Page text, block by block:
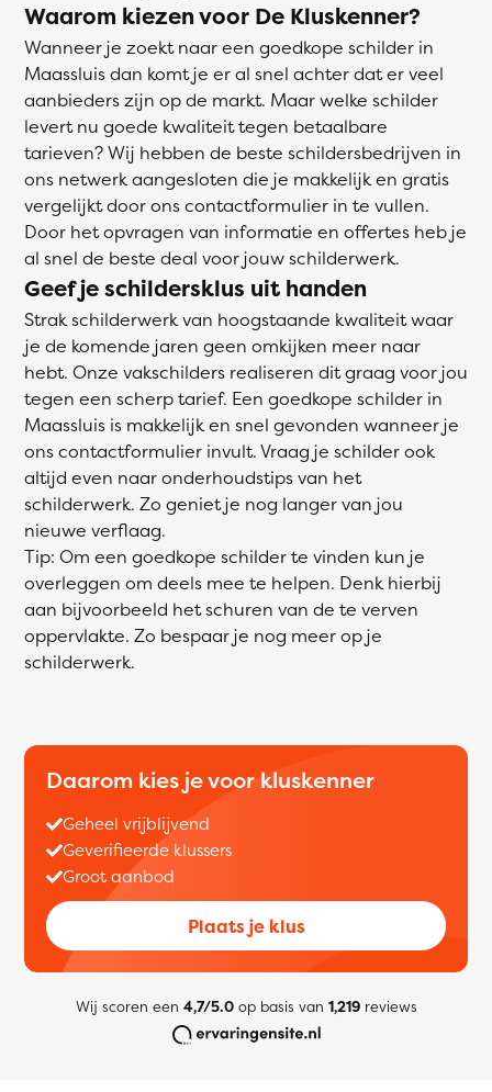
Waarom kiezen voor De Kluskenner?
Wanneer je zoekt naar een goedkope schilder in
Maassluis dan komt je er al snel achter dat er veel
aanbieders zijn op de markt. Maar welke schilder
levert nu goede kwaliteit tegen betaalbare
tarieven? Wij hebben de beste schildersbedrijven in
ons netwerk aangesloten die je makkelijk en gratis
vergelijkt door ons contactformulier in te vullen.
Door het opvragen van informatie en offertes heb je
al snel de beste deal voor jouw schilderwerk.
Geef je schildersklus uit handen
Strak schilderwerk van hoogstaande kwaliteit waar
je de komende jaren geen omkijken meer naar
hebt. Onze vakschilders realiseren dit graag voor jou
tegen een scherp tarief. Een goedkope schilder in
Maassluis is makkelijk en snel gevonden wanneer je
ons contactformulier invult. Vraag je schilder ook
altijd even naar onderhoudstips van het
schilderwerk. Zo geniet je nog langer van jou
nieuwe verflaag.
Tip: Om een goedkope schilder te vinden kun je
overleggen om deels mee te helpen. Denk hierbij
aan bijvoorbeeld het schuren van de te verven
oppervlakte. Zo bespaar je nog meer op je
schilderwerk.
Daarom kies je voor kluskenner
Geheel vrijblijvend
Geverifieerde klussers
Groot aanbod
Plaats je klus
Wij scoren een 4,7/5.0op basis van 1,219reviews